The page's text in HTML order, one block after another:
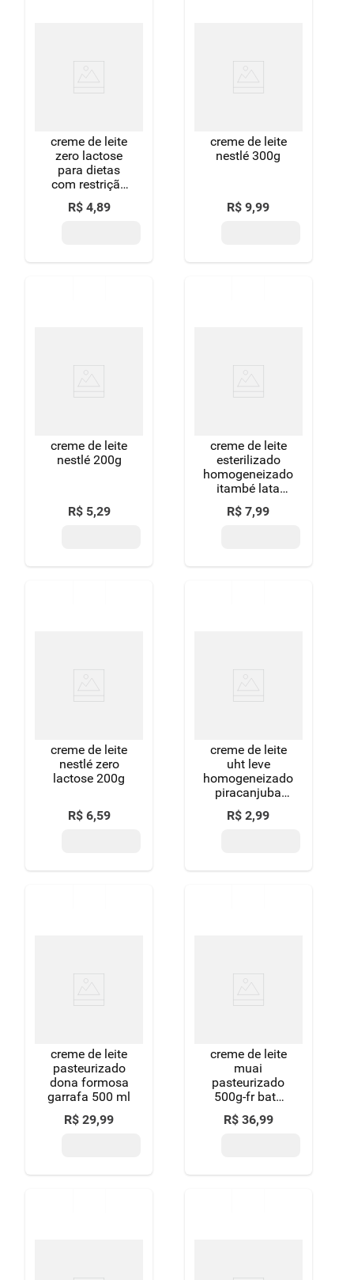
creme de leite
zero lactose
para dietas
com restrição
de lactose
itambé nolac
R$ 4,89
creme de leite
nestlé 300g
R$ 9,99
creme de leite
nestlé 200g
R$ 5,29
creme de leite
esterilizado
homogeneizado
itambé lata
300g
R$ 7,99
creme de leite
nestlé zero
lactose 200g
R$ 6,59
creme de leite
uht leve
homogeneizado
piracanjuba
caixa 200g
R$ 2,99
creme de leite
pasteurizado
dona formosa
garrafa 500 ml
R$ 29,99
creme de leite
muai
pasteurizado
500g-fr bate
chantilly
R$ 36,99